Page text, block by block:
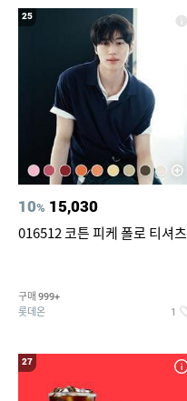
25
10% 15,030
016512 코튼 피케 폴로 티셔츠
구매 999+
롯데온 1
27